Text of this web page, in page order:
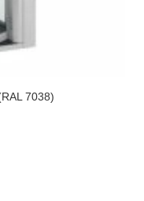
7038)